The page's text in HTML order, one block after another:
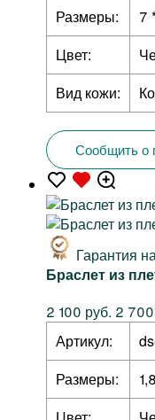
Размеры:
7
Цвет:
Вид кожи:
Сообщить о
Гарантия
Браслет из
2 100 руб. 2
Артикул:
Размеры: